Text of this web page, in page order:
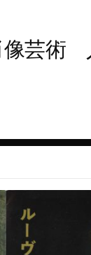
ー
ニングバー
バー
芸術